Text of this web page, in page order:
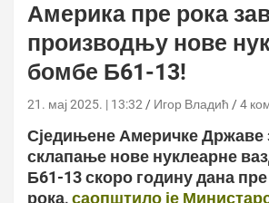
Америка пре рока
производњу нове
бомбе Б61-13!
21. мај 2025. | 13:32 Игор Владић 4
Сједињене Америчке Државе
склапање нове нуклеарне
Б61-13 скоро годину дана
рока,саопштило је